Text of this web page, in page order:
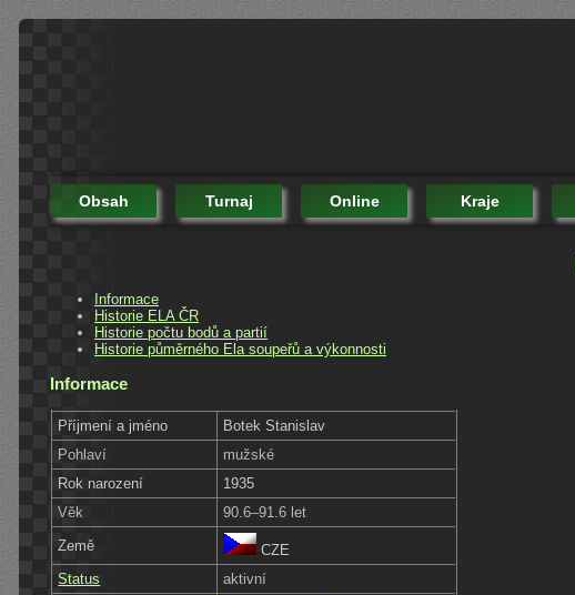
Obsah Turnaj Online Kraje
Informace
Historie ELA ČR
Historie počtu bodů a partií
Historie půměrného Ela soupeřů a výkonnosti
Informace
Příjmení a jméno
Botek Stanislav
Pohlaví
mužské
Rok narození
1935
Věk
90.6–91.6 let
Země
CZE
Status
aktivní